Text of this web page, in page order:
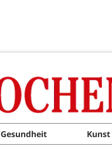
Gesundheit